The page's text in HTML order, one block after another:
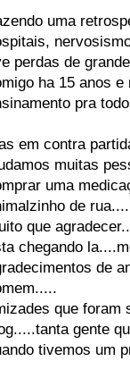
uma
perdas de
ha 15 anos
pra
em contra
muitas
uma
de
que
chegando
de
que foram
gente
tivemos um